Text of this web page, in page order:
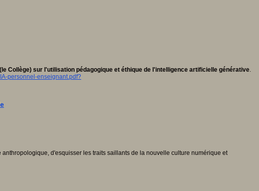
Collège) sur l'utilisation pédagogique et éthique de l'intelligence artificielle générative.
personnel-enseignant.pdf?
d'esquisser les traits saillants de la nouvelle culture numérique et